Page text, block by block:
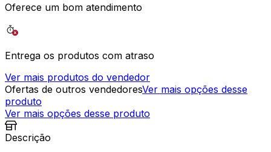
Oferece um bom atendimento
Entrega os produtos com atraso
Ver mais produtos do vendedor
Ofertas de outros vendedoresVer mais opções desse
produto
Ver mais opções desse produto
Descrição